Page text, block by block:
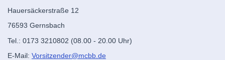
Hauersäckerstraße 12
76593 Gernsbach
Tel.: 0173 3210802 (08.00 - 20.00 Uhr)
E-Mail: Vorsitzender@mcbb.de